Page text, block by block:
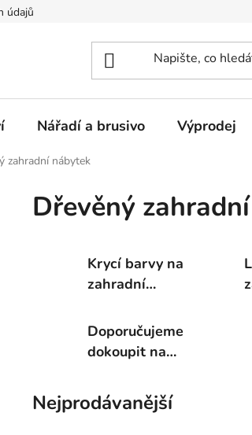
údajů
Nářadí a brusivo Výprodej
zahradní nábytek
Dřevěný
Krycí barvy na
zahradní
Doporučujeme
dokoupit na
nábytek
Nejprodávanější